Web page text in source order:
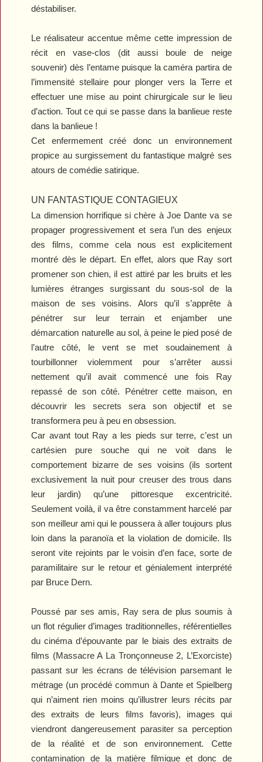
déstabiliser.
Le réalisateur accentue même cette impression de
récit en vase-clos (dit aussi boule de neige
souvenir) dès l’entame puisque la caméra partira de
l’immensité stellaire pour plonger vers la Terre et
effectuer une mise au point chirurgicale sur le lieu
d’action. Tout ce qui se passe dans la banlieue reste
dans la banlieue !
Cet enfermement créé donc un environnement
propice au surgissement du fantastique malgré ses
atours de comédie satirique.
UN FANTASTIQUE CONTAGIEUX
La dimension horrifique si chère à Joe Dante va se
propager progressivement et sera l’un des enjeux
des films, comme cela nous est explicitement
montré dès le départ. En effet, alors que Ray sort
promener son chien, il est attiré par les bruits et les
lumières étranges surgissant du sous-sol de la
maison de ses voisins. Alors qu’il s’apprête à
pénétrer sur leur terrain et enjamber une
démarcation naturelle au sol, à peine le pied posé de
l’autre côté, le vent se met soudainement à
tourbillonner violemment pour s’arrêter aussi
nettement qu’il avait commencé une fois Ray
repassé de son côté. Pénétrer cette maison, en
découvrir les secrets sera son objectif et se
transformera peu à peu en obsession.
Car avant tout Ray a les pieds sur terre, c’est un
cartésien pure souche qui ne voit dans le
comportement bizarre de ses voisins (ils sortent
exclusivement la nuit pour creuser des trous dans
leur jardin) qu’une pittoresque excentricité.
Seulement voilà, il va être constamment harcelé par
son meilleur ami qui le poussera à aller toujours plus
loin dans la paranoïa et la violation de domicile. Ils
seront vite rejoints par le voisin d’en face, sorte de
paramilitaire sur le retour et génialement interprété
par Bruce Dern.
Poussé par ses amis, Ray sera de plus soumis à
un flot régulier d’images traditionnelles, référentielles
du cinéma d’épouvante par le biais des extraits de
films (Massacre A La Tronçonneuse 2, L’Exorciste)
passant sur les écrans de télévision parsemant le
métrage (un procédé commun à Dante et Spielberg
qui n’aiment rien moins qu’illustrer leurs récits par
des extraits de leurs films favoris), images qui
viendront dangereusement parasiter sa perception
de la réalité et de son environnement. Cette
contamination de la matière filmique et donc de